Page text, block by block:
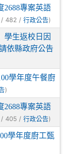
2688專案英語
/ 482 / 行政公告)
學生返校日因
依縣政府公告
學年度午餐廚
)
2688專案英語
/ 405 / 行政公告)
學年度廚工甄